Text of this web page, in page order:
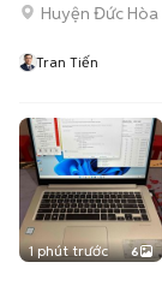
Huyện Đức Hòa
Tran Tiến
1 phút trước 6